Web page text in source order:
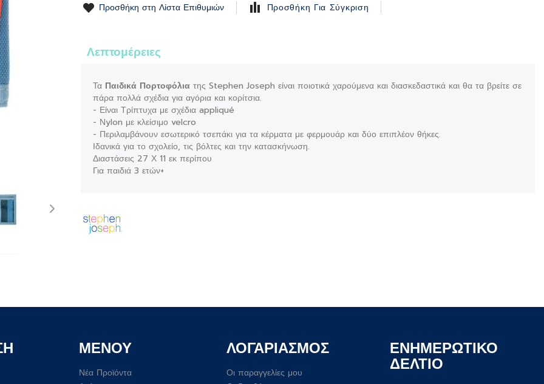
Προσθήκη στη Λίστα Επιθυμιών Προσθήκη Για Σύγκριση
Λεπτομέρειες
Τα Παιδικά Πορτοφόλιατης Stephen Joseph είναι ποιοτικά χαρούμενα και διασκεδαστικά και θα τα βρείτε σε
πάρα πολλά σχέδια για αγόρια και κορίτσια.
- Είναι Τρίπτυχα με σχέδια appliqué
- Νylon με κλείσιμο velcro
- Περιλαμβάνουν εσωτερικό τσεπάκι για τα κέρματα με φερμουάρ και δύο επιπλέον θήκες.
Ιδανικά για το σχολείο, τις βόλτες και την κατασκήνωση.
Διαστάσεις 27 Χ 11 εκ περίπου
Για παιδιά 3 ετών+
ΜΕΝΟΥ
Νέα Προϊόντα
ΛΟΓΑΡΙΑΣΜΟΣ
Οι παραγγελίες μου
ΕΝΗΜΕΡΩΤΙΚΟ
ΔΕΛΤΙΟ